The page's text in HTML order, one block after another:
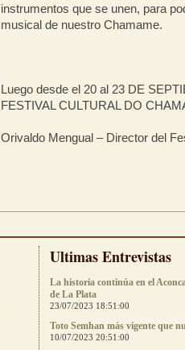
instrumentos que se unen, para
musical de nuestro Chamame.
Luego desde el 20 al 23 DE
FESTIVAL CULTURAL DO
Orivaldo Mengual – Director del
Ultimas Entrevistas
La historia continúa en el
de La Plata
23/07/2023 18:51:00
Toto Semhan más vigente que
10/07/2023 20:51:00